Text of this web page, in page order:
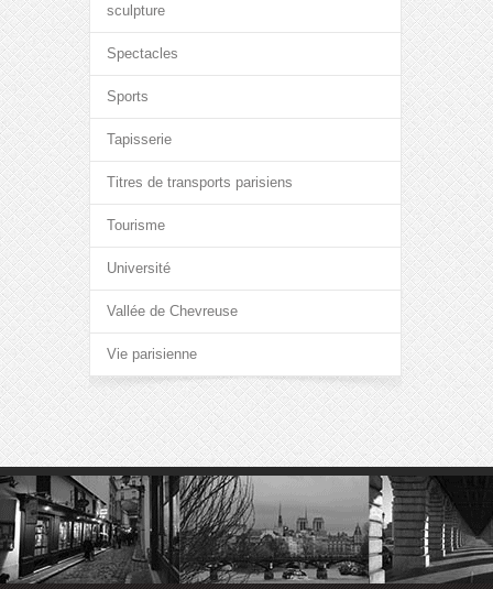
sculpture
Spectacles
Sports
Tapisserie
Titres de transports parisiens
Tourisme
Université
Vallée de Chevreuse
Vie parisienne